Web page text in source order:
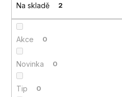
Na skladě 2
Akce 0
Novinka 0
Tip 0
?